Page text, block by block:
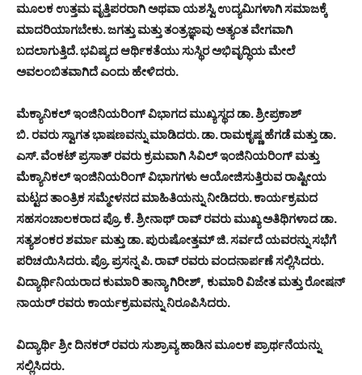
ಮೂಲಕ ಉತ್ತಮ ವೃತ್ತಿಪರರಾಗಿ ಅಥವಾ ಯಶಸ್ವಿ ಉದ್ಯಮಿಗಳಾಗಿ ಸಮಾಜಕ್ಕೆ
ಮಾದರಿಯಾಗಬೇಕು. ಜಗತ್ತು ಮತ್ತು ತಂತ್ರಜ್ಞಾವು ಅತ್ಯಂತ ವೇಗವಾಗಿ
ಬದಲಾಗುತ್ತಿದೆ. ಭವಿಷ್ಯದ ಆರ್ಥಿಕತೆಯು ಸುಸ್ಥಿರ ಅಭಿವೃದ್ಧಿಯ ಮೇಲೆ
ಅವಲಂಬಿತವಾಗಿದೆ ಎಂದು ಹೇಳಿದರು.
ಮೆಕ್ಯಾನಿಕಲ್ ಇಂಜಿನಿಯರಿಂಗ್ ವಿಭಾಗದ ಮುಖ್ಯಸ್ಥದ ಡಾ. ಶ್ರೀಪ್ರಕಾಶ್
ಬಿ. ರವರು ಸ್ವಾಗತ ಭಾಷಣವನ್ನು ಮಾಡಿದರು. ಡಾ. ರಾಮಕೃಷ್ಣ ಹೆಗಡೆ ಮತ್ತು ಡಾ.
ಎಸ್. ವೆಂಕಟ್ ಪ್ರಸಾತ್ ರವರು ಕ್ರಮವಾಗಿ ಸಿವಿಲ್ ಇಂಜಿನಿಯರಿಂಗ್ ಮತ್ತು
ಮೆಕ್ಯಾನಿಕಲ್ ಇಂಜಿನಿಯರಿಂಗ್ ವಿಭಾಗಗಳು ಆಯೋಜಿಸುತ್ತಿರುವ ರಾಷ್ಟೀಯ
ಮಟ್ಟದ ತಾಂತ್ರಿಕ ಸಮ್ಮೇಳನದ ಮಾಹಿತಿಯನ್ನು ನೀಡಿದರು. ಕಾರ್ಯಕ್ರಮದ
ಸಹಸಂಚಾಲಕರಾದ ಪ್ರೊ. ಕೆ. ಶ್ರೀನಾಥ್ ರಾವ್ ರವರು ಮುಖ್ಯ ಅತಿಥಿಗಳಾದ ಡಾ.
ಸತ್ಯಶಂಕರ ಶರ್ಮಾ ಮತ್ತು ಡಾ. ಪುರುಷೋತ್ತಮ್ ಜಿ. ಸರ್ವದೆ ಯವರನ್ನು ಸಭೆಗೆ
ಪರಿಚಯಿಸಿದರು. ಪ್ರೊ. ಪ್ರಸನ್ನ ಪಿ. ರಾವ್ ರವರು ವಂದನಾರ್ಪಣೆ ಸಲ್ಲಿಸಿದರು.
ವಿದ್ಯಾರ್ಥಿನಿಯರಾದ ಕುಮಾರಿ ತಾನ್ಯಾ ಗಿರೀಶ್, ಕುಮಾರಿ ವಿಜೇತ ಮತ್ತು ರೋಷನ್
ನಾಯರ್ ರವರು ಕಾರ್ಯಕ್ರಮವನ್ನು ನಿರೂಪಿಸಿದರು.
ವಿದ್ಯಾರ್ಥಿ ಶ್ರೀ ದಿನಕರ್ ರವರು ಸುಶ್ರಾವ್ಯ ಹಾಡಿನ ಮೂಲಕ ಪ್ರಾರ್ಥನೆಯನ್ನು
ಸಲ್ಲಿಸಿದರು.